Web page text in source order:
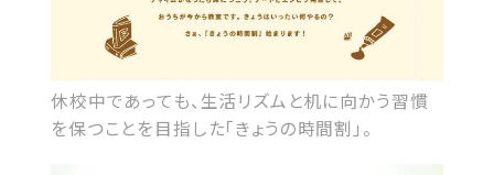
休校中であっても、生活リズムと机に向かう習慣
を保つことを目指した「きょうの時間割」。